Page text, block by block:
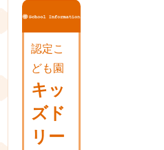
認定こ
ども園
キッ
ズド
リー